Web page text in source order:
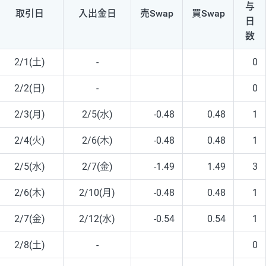
取引日 入出金日 売Swap 買Swap
与
日
数
2/1(土) - 0
2/2(日) - 0
2/3(月) 2/5(水) -0.48 0.48 1
2/4(火) 2/6(木) -0.48 0.48 1
2/5(水) 2/7(金) -1.49 1.49 3
2/6(木) 2/10(月) -0.48 0.48 1
2/7(金) 2/12(水) -0.54 0.54 1
2/8(土) - 0